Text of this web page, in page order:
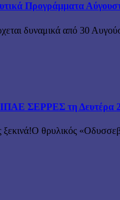
Προγράμματα
δυναμικά από 30
ΣΕΡΡΕΣ τη Δευτέρα
θρυλικός